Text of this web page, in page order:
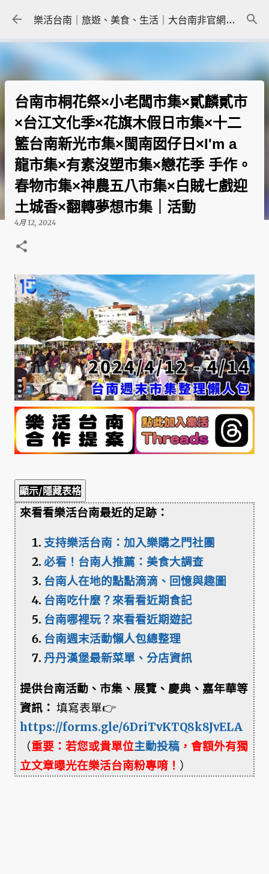
跳到主要內容 樂活台南｜旅遊、美食、生活｜大台南非官網｜tainanlohas.cc
台南市桐花祭×小老闆市集×貳麟貳市
×台江文化季×花旗木假日市集×十二
籃台南新光市集×閩南囡仔日×I'm a
龍市集×有素沒塑市集×戀花季 手作。
春物市集×神農五八市集×白賊七戲迎
土城香×翻轉夢想市集｜活動
4月 12, 2024
顯示/隱藏表格
來看看樂活台南最近的足跡：
支持樂活台南：加入樂購之門社團
必看！台南人推薦：美食大調查
台南人在地的點點滴滴、回憶與趣圖
台南吃什麼？來看看近期食記
台南哪裡玩？來看看近期遊記
台南週末活動懶人包總整理
丹丹漢堡最新菜單、分店資訊
提供台南活動、市集、展覽、慶典、嘉年華等
資訊： 填寫表單👉
https://forms.gle/6DriTvKTQ8k8JvELA
（重要：若您或貴單位主動投稿 ，會額外有獨
立文章曝光在樂活台南粉專唷！ ）